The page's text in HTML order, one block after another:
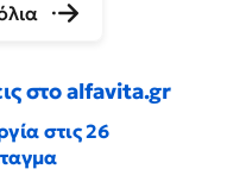
στο alfavita.gr
στις 26